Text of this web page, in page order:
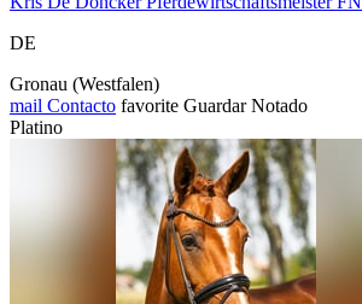
DE
Gronau (Westfalen)
mail Contacto favorite Guardar Notado
Platino